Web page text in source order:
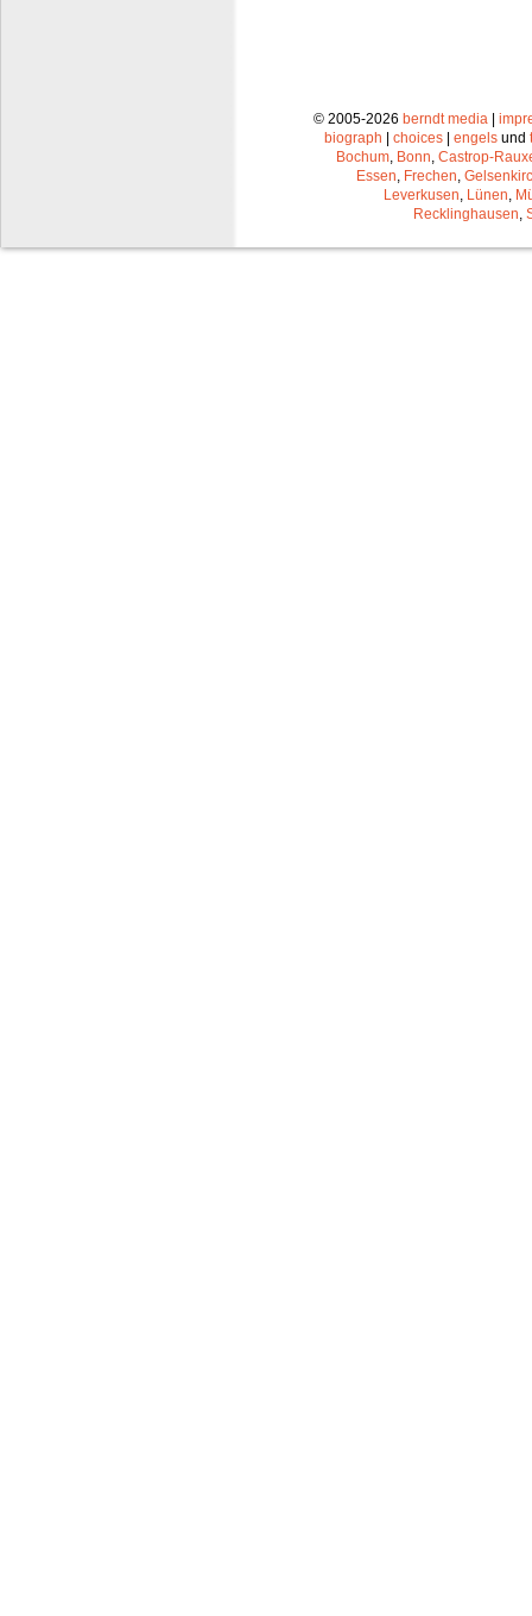
© 2005-2026 berndt media |
biograph | choices | engels und
Bochum Bonn Castrop-
Essen Frechen
Leverkusen Lünen
Recklinghausen